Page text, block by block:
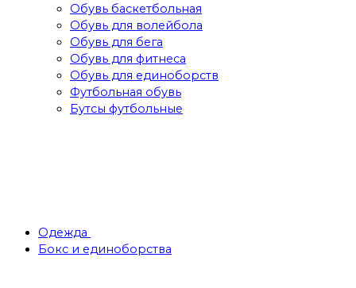
Обувь баскетбольная
Обувь для волейбола
Обувь для бега
Обувь для фитнеса
Обувь для единоборств
Футбольная обувь
Бутсы футбольные
Одежда
Бокс и единоборства